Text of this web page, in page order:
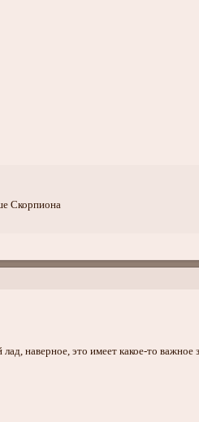
Скорпиона
наверное, это имеет какое-то важное